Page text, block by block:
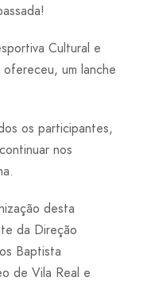
Cultural e
um lanche
os participantes,
nos
desta
da Direção
Baptista
de Vila Real e